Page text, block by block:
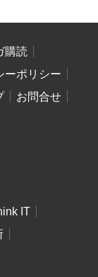
購読
ーポリシー
お問合せ
IT